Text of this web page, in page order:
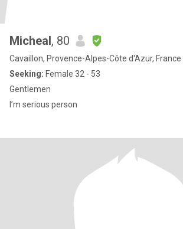
Micheal, 80
Cavaillon, Provence-Alpes-Côte d'Azur, France
Seeking: Female 32 - 53
Gentlemen
I’m serious person